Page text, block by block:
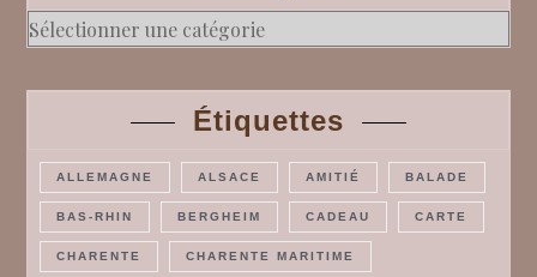
Rubriques
Étiquettes
ALLEMAGNE ALSACE AMITIÉ BALADE
BAS-RHIN BERGHEIM CADEAU CARTE
CHARENTE CHARENTE MARITIME